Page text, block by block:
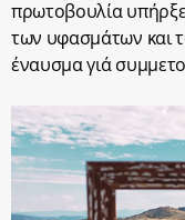
πρωτοβουλία
των υφασμάτων και
έναυσμα γιά